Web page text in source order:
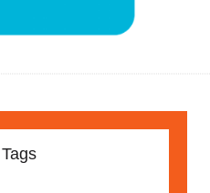
Tags